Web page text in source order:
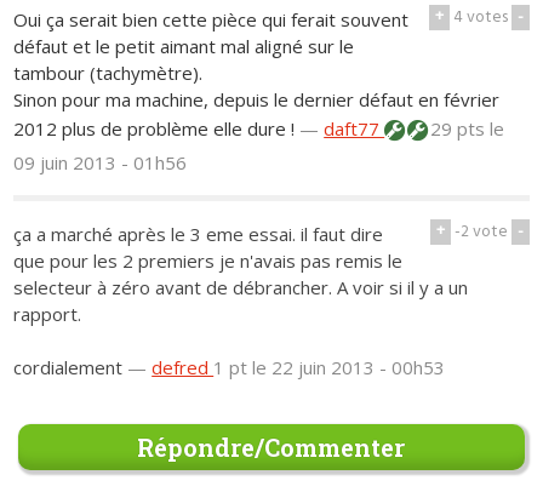
+ 4votes -
Oui ça serait bien cette pièce qui ferait souvent
défaut et le petit aimant mal aligné sur le
tambour (tachymètre).
Sinon pour ma machine, depuis le dernier défaut en février
2012 plus de problème elle dure ! —daft77 29 ptsle
09 juin 2013 - 01h56
+ -2vote -
ça a marché après le 3 eme essai. il faut dire
que pour les 2 premiers je n'avais pas remis le
selecteur à zéro avant de débrancher. A voir si il y a un
rapport.
cordialement —defred 1 ptle 22 juin 2013 - 00h53
Répondre/Commenter